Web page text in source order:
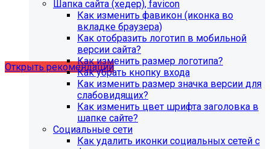
Рекомендации по безопасности
Открыть рекомендации
Шапка сайта (хедер), favicon
Как изменить фавикон (иконка во
вкладке браузера)
Как отобразить логотип в мобильной
версии сайта?
Как изменить размер логотипа?
Как убрать кнопку входа
Как изменить размер значка версии для
слабовидящих?
Как изменить цвет шрифта заголовка в
шапке сайте?
Социальные сети
Как удалить иконки социальных сетей с